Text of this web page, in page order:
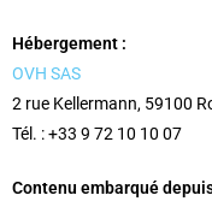
Hébergement :
OVH SAS
2 rue Kellermann, 59100
Tél. : +33 9 72 10 10 07
Contenu embarqué